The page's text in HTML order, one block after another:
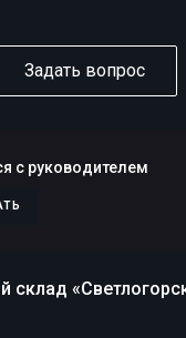
Задать вопрос
с руководителем
склад